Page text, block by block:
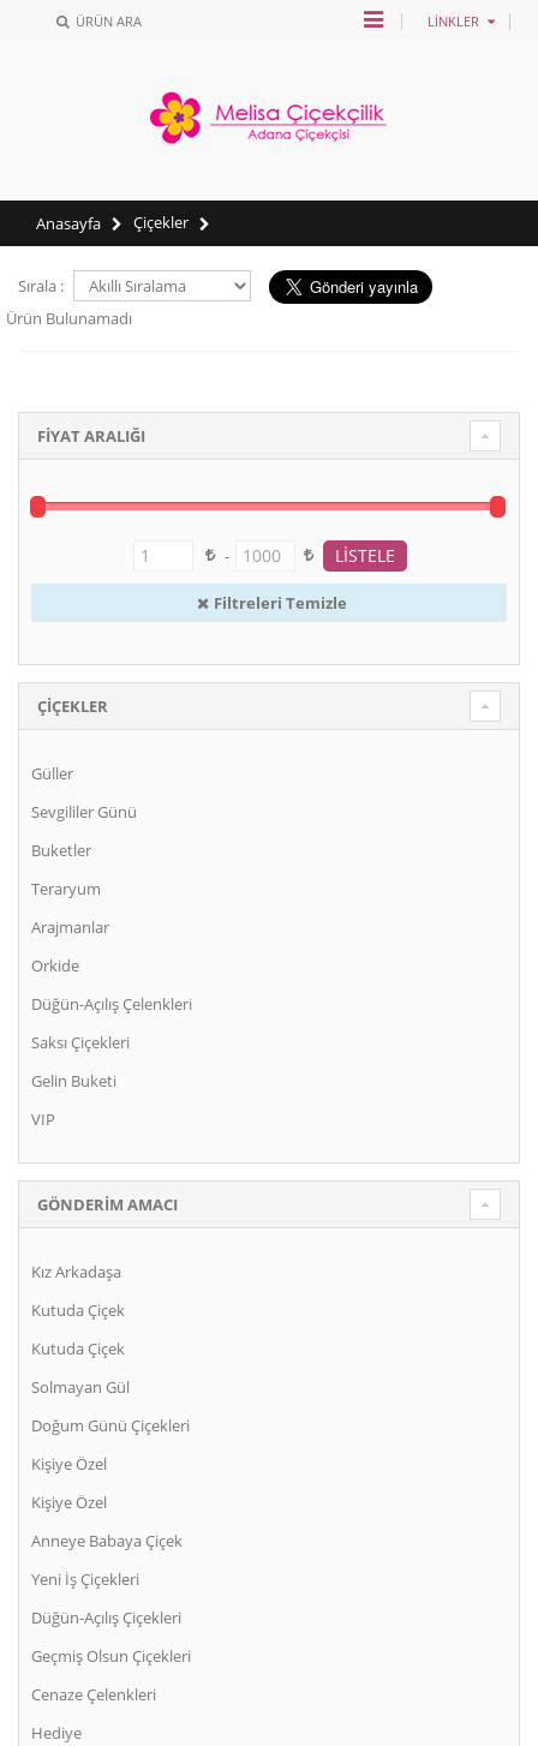
ÜRÜN ARA LINKLER
Anasayfa Çiçekler
Sırala :
Ürün Bulunamadı
FİYAT ARALIĞI
-
Filtreleri Temizle
ÇIÇEKLER
Güller
Sevgililer Günü
Buketler
Teraryum
Arajmanlar
Orkide
Düğün-Açılış Çelenkleri
Saksı Çiçekleri
Gelin Buketi
VIP
GÖNDERIM AMACI
Kız Arkadaşa
Kutuda Çiçek
Kutuda Çiçek
Solmayan Gül
Doğum Günü Çiçekleri
Kişiye Özel
Kişiye Özel
Anneye Babaya Çiçek
Yeni İş Çiçekleri
Düğün-Açılış Çiçekleri
Geçmiş Olsun Çiçekleri
Cenaze Çelenkleri
Hediye